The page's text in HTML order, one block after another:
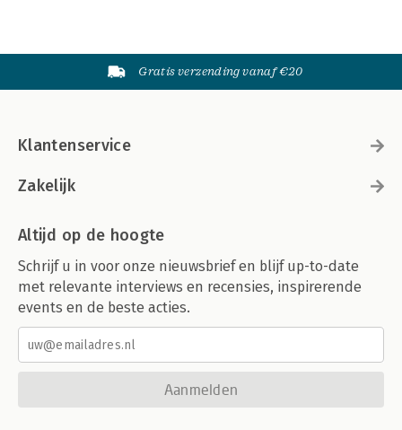
Gratis verzending vanaf €20
Klantenservice
Zakelijk
Altijd op de hoogte
Schrijf u in voor onze nieuwsbrief en blijf up-to-date
met relevante interviews en recensies, inspirerende
events en de beste acties.
Aanmelden